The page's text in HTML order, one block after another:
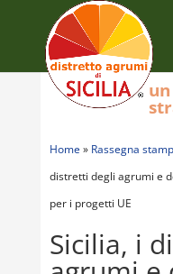
Home » Rassegna
distretti degli agrumi e
per i progetti UE
Sicilia, i